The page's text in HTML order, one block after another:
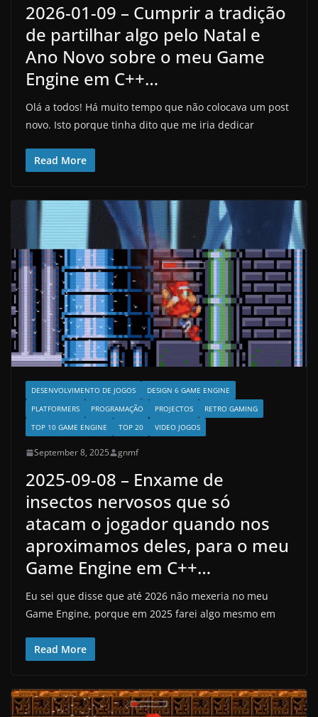
2026-01-09 – Cumprir a tradição
de partilhar algo pelo Natal e
Ano Novo sobre o meu Game
Engine em C++…
Olá a todos! Há muito tempo que não colocava um post
novo. Isto porque tinha dito que me iria dedicar
Read More
DESENVOLVIMENTO DE JOGOS
DESIGN 6 GAME ENGINE
PLATFORMERS
PROGRAMAÇÃO PROJECTOS
RETRO GAMING
TOP 10 GAME ENGINE
TOP 20 VIDEO JOGOS
September 8, 2025 gnmf
2025-09-08 – Enxame de
insectos nervosos que só
atacam o jogador quando nos
aproximamos deles, para o meu
Game Engine em C++…
Eu sei que disse que até 2026 não mexeria no meu
Game Engine, porque em 2025 farei algo mesmo em
Read More